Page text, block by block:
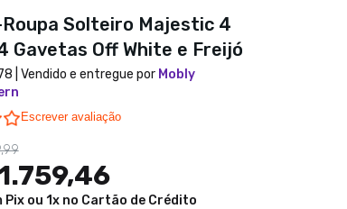
Solteiro Majestic 4
Gavetas Off White e Freijó
| Vendido e entregue por Mobly
0.0 star rating
Escrever avaliação
Pix ou 1x no Cartão de Crédito